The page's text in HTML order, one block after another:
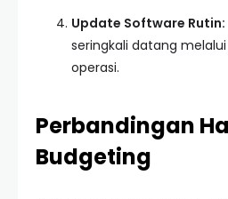
Update Software Rutin:
seringkali datang
operasi.
Perbandingan
Budgeting